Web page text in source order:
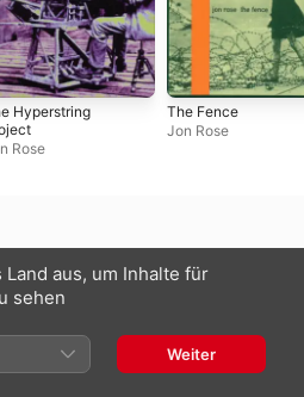
Hyperstring
Rose
The Fence
Jon Rose
vorbehalten.
aus, um Inhalte für
sehen
Weiter